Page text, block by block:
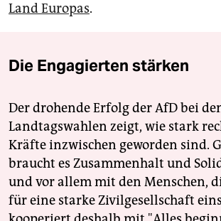
Land Europas.
Die Engagierten stärken
Der drohende Erfolg der AfD bei
Landtagswahlen zeigt, wie stark
Kräfte inzwischen geworden sind.
braucht es Zusammenhalt und
und vor allem mit den Menschen,
für eine starke Zivilgesellschaft